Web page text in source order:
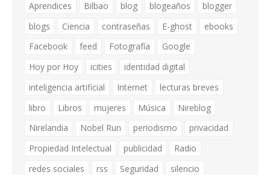
Aprendices Bilbao blog blogeaños
blogger
blogs
Ciencia contraseñas E-ghost
ebooks
Facebook
feed Fotografía
Google
Hoy por Hoy
icities
identidad digital
inteligencia artificial
Internet
lecturas breves
libro
Libros mujeres Música
Nireblog
Nirelandia
Nobel Run periodismo
privacidad
Propiedad Intelectual
publicidad
Radio
redes sociales
rss Seguridad
silencio